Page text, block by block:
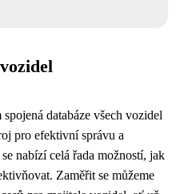
databáze všech vozidel
pro efektivní správu a
nabízí celá řada možností, jak
Zaměřit se můžeme